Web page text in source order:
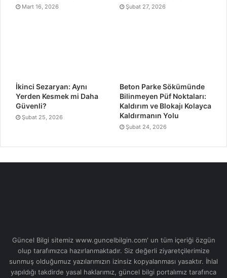
Mart 16, 2026 Şubat 27, 2026
İkinci Sezaryan: Aynı
Yerden Kesmek mi Daha
Güvenli?
Şubat 25, 2026
Beton Parke Sökümünde
Bilinmeyen Püf Noktaları:
Kaldırım ve Blokajı Kolayca
Kaldırmanın Yolu
Şubat 24, 2026
Güncel Bilgi sitemiz www.guncelbilgin.com' un tüm içeriği özgün
olup tarafımızca hazırlanmaktadır. Siz değerli ziyaretçilerimize
sunmuş olduğumuz yazılarımızın izinsiz kopyalanması yasaktır. İhlal
yapıldığı takdirde yasal haklarımız, güncel bilgi portalımız tarafınca